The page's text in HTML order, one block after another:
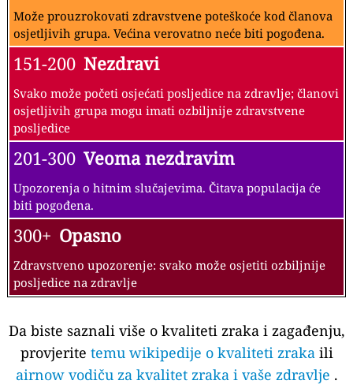
Može prouzrokovati zdravstvene poteškoće kod članova
osjetljivih grupa. Većina verovatno neće biti pogođena.
151-200 Nezdravi
Svako može početi osjećati posljedice na zdravlje; članovi
osjetljivih grupa mogu imati ozbiljnije zdravstvene
posljedice
201-300 Veoma nezdravim
Upozorenja o hitnim slučajevima. Čitava populacija će
biti pogođena.
300+ Opasno
Zdravstveno upozorenje: svako može osjetiti ozbiljnije
posljedice na zdravlje
Da biste saznali više o kvaliteti zraka i zagađenju,
provjerite temu wikipedije o kvaliteti zrakaili
airnow vodiču za kvalitet zraka i vaše zdravlje .